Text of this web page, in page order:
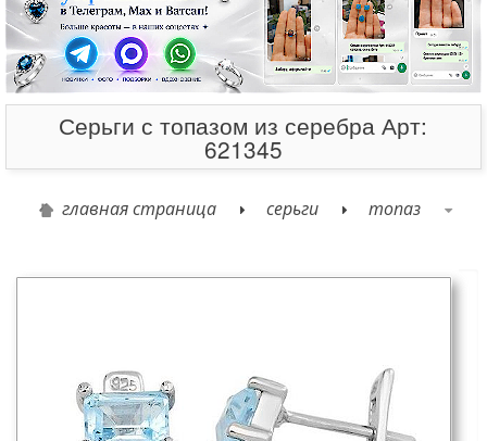
Серьги с топазом из серебра Арт:
621345
главная страница серьги топаз